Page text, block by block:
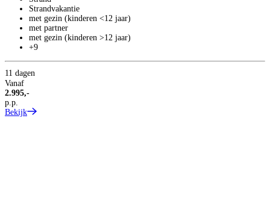
Strandvakantie
met gezin (kinderen <12 jaar)
met partner
met gezin (kinderen >12 jaar)
+9
11 dagen
Vanaf
2.995,-
p.p.
Bekijk